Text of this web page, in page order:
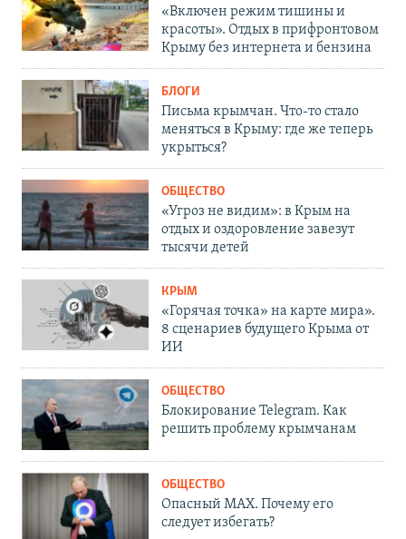
«Включен режим тишины и
красоты». Отдых в прифронтовом
Крыму без интернета и бензина
БЛОГИ
Письма крымчан. Что-то стало
меняться в Крыму: где же теперь
укрыться?
ОБЩЕСТВО
«Угроз не видим»: в Крым на
отдых и оздоровление завезут
тысячи детей
КРЫМ
«Горячая точка» на карте мира».
8 сценариев будущего Крыма от
ИИ
ОБЩЕСТВО
Блокирование Telegram. Как
решить проблему крымчанам
ОБЩЕСТВО
Опасный MAX. Почему его
следует избегать?